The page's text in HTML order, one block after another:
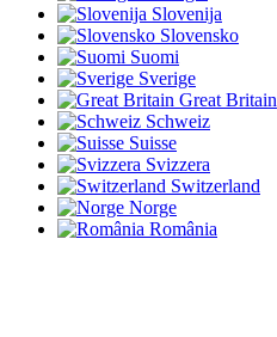
Slovenija
Slovensko
Suomi
Sverige
Great Britain
Schweiz
Suisse
Svizzera
Switzerland
Norge
România